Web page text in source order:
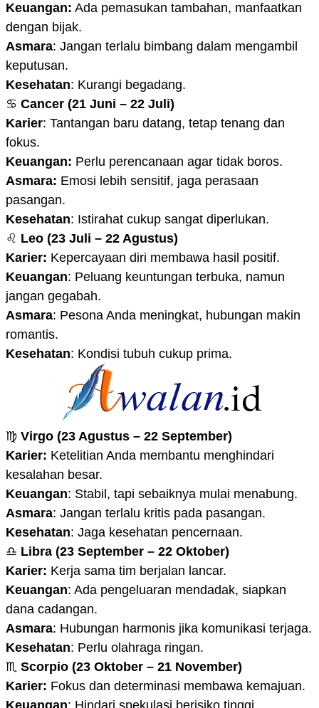
Keuangan: Ada pemasukan tambahan, manfaatkan
dengan bijak.
Asmara: Jangan terlalu bimbang dalam mengambil
keputusan.
Kesehatan: Kurangi begadang.
♋ Cancer (21 Juni – 22 Juli)
Karier: Tantangan baru datang, tetap tenang dan
fokus.
Keuangan: Perlu perencanaan agar tidak boros.
Asmara: Emosi lebih sensitif, jaga perasaan
pasangan.
Kesehatan: Istirahat cukup sangat diperlukan.
♌ Leo (23 Juli – 22 Agustus)
Karier: Kepercayaan diri membawa hasil positif.
Keuangan: Peluang keuntungan terbuka, namun
jangan gegabah.
Asmara: Pesona Anda meningkat, hubungan makin
romantis.
Kesehatan: Kondisi tubuh cukup prima.
♍ Virgo (23 Agustus – 22 September)
Karier: Ketelitian Anda membantu menghindari
kesalahan besar.
Keuangan: Stabil, tapi sebaiknya mulai menabung.
Asmara: Jangan terlalu kritis pada pasangan.
Kesehatan: Jaga kesehatan pencernaan.
♎ Libra (23 September – 22 Oktober)
Karier: Kerja sama tim berjalan lancar.
Keuangan: Ada pengeluaran mendadak, siapkan
dana cadangan.
Asmara: Hubungan harmonis jika komunikasi terjaga.
Kesehatan: Perlu olahraga ringan.
♏ Scorpio (23 Oktober – 21 November)
Karier: Fokus dan determinasi membawa kemajuan.